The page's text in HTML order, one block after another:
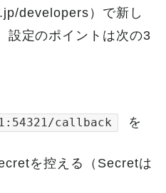
developers）で新し
設定のポイントは次の3
callback
を
を控える（Secretは